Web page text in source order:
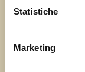
Statistiche
Marketing